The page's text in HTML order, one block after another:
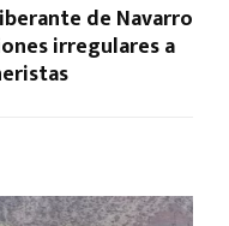
de Navarro
irregulares a